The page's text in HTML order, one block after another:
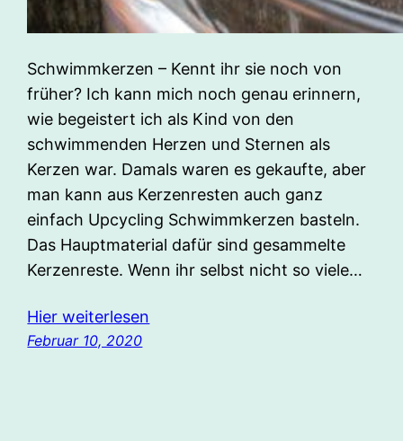
Schwimmkerzen – Kennt ihr sie noch von
früher? Ich kann mich noch genau erinnern,
wie begeistert ich als Kind von den
schwimmenden Herzen und Sternen als
Kerzen war. Damals waren es gekaufte, aber
man kann aus Kerzenresten auch ganz
einfach Upcycling Schwimmkerzen basteln.
Das Hauptmaterial dafür sind gesammelte
Kerzenreste. Wenn ihr selbst nicht so viele…
Hier weiterlesen
Februar 10, 2020